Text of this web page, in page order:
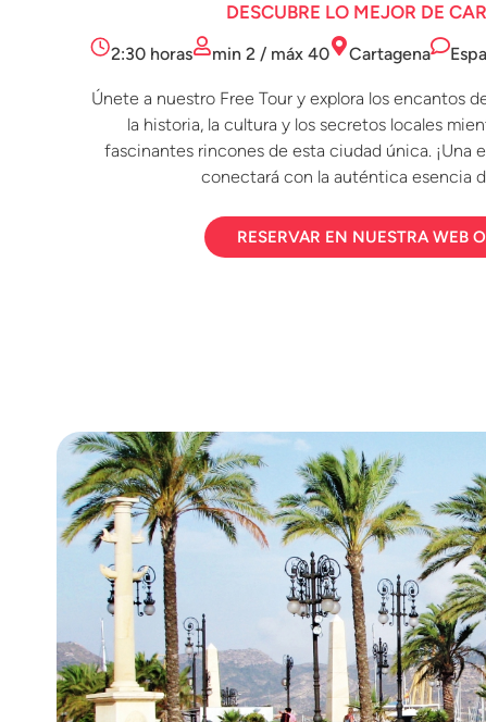
DESCUBRE LO MEJOR DE
2:30 horas min 2 / máx 40 Cartagena
Únete a nuestro Free Tour y explora los encantos
la historia, la cultura y los secretos locales
fascinantes rincones de esta ciudad única. ¡Una
conectará con la auténtica esencia
RESERVAR EN NUESTRA WEB